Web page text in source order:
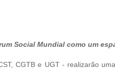
Social Mundial como um
CGTB e UGT - realizarão